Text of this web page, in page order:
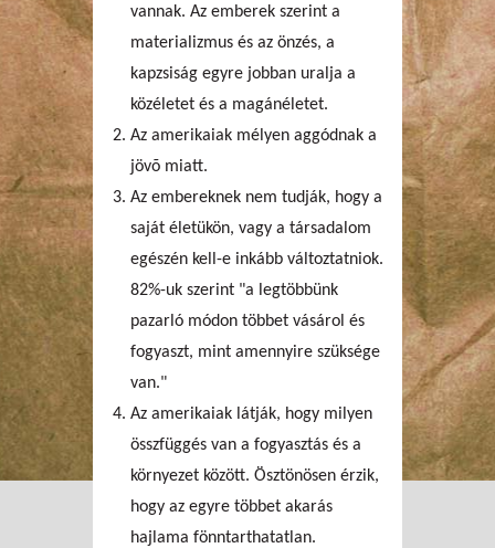
vannak. Az emberek szerint a
materializmus és az önzés, a
kapzsiság egyre jobban uralja a
közéletet és a magánéletet.
Az amerikaiak mélyen aggódnak a
jövõ miatt.
Az embereknek nem tudják, hogy a
saját életükön, vagy a társadalom
egészén kell-e inkább változtatniok.
82%-uk szerint "a legtöbbünk
pazarló módon többet vásárol és
fogyaszt, mint amennyire szüksége
van."
Az amerikaiak látják, hogy milyen
összfüggés van a fogyasztás és a
környezet között. Ösztönösen érzik,
hogy az egyre többet akarás
hajlama fönntarthatatlan.